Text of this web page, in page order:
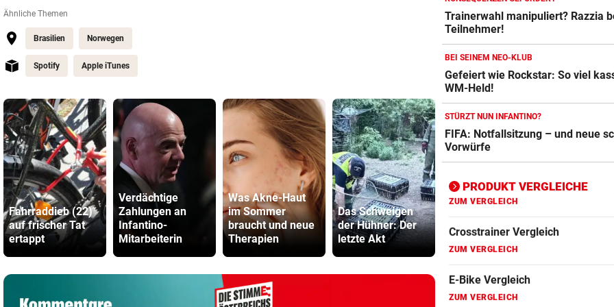
Ähnliche Themen
Brasilien Norwegen
Spotify Apple iTunes
Fahrraddieb (22)
auf frischer Tat
ertappt
Verdächtige
Zahlungen an
Infantino-
Mitarbeiterin
Was Akne-Haut
im Sommer
braucht und neue
Therapien
Das Schweigen
der Hühner: Der
letzte Akt
Wieder in der
Sorge um König
Harald
Sager:
recht hat …
Trainerwahl manipuliert? Razzia
Teilnehmer!
BEI SEINEM NEO-KLUB
Gefeiert wie Rockstar: So viel
WM-Held!
STÜRZT NUN INFANTINO?
FIFA: Notfallsitzung – und neue
Vorwürfe
PRODUKT VERGLEICHE
Crosstrainer Vergleich
ZUM VERGLEICH
ZUM VERGLEICH
Elektro-Scooter Vergleich
ZUM VERGLEICH
Ergometer Vergleich
ZUM VERGLEICH
ZUM VERGLEICH
ZUM VERGLEICH